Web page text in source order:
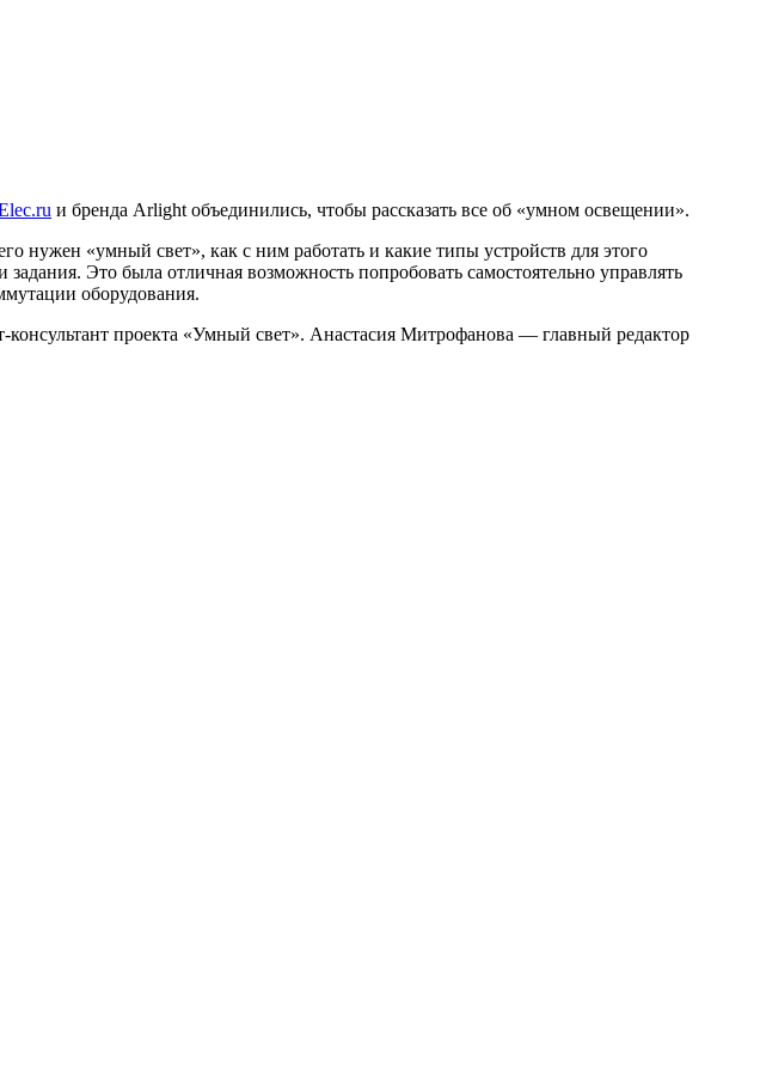
и бренда Arlight объединились, чтобы рассказать все об «умном освещении».
нужен «умный свет», как с ним работать и какие типы устройств для этого
Это была отличная возможность попробовать самостоятельно управлять
оборудования.
проекта «Умный свет». Анастасия Митрофанова — главный редактор